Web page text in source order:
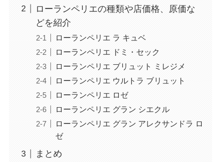
ローランペリエの種類や店価格、原価な
どを紹介
ローランペリエ ラ キュベ
ローランペリエ ドミ・セック
ローランペリエ ブリュット ミレジメ
ローランペリエ ウルトラ ブリュット
ローランペリエ ロゼ
ローランペリエ グラン シエクル
ローランペリエ グラン アレクサンドラ ロ
ゼ
まとめ